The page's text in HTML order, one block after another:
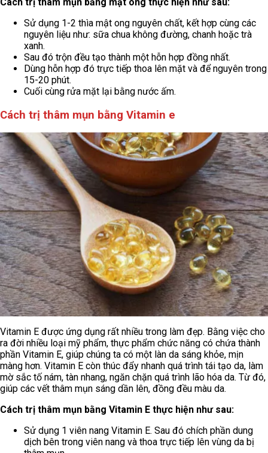
Sử dụng 1-2 thìa mật ong nguyên chất, kết hợp cùng các
nguyên liệu như: sữa chua không đường, chanh hoặc trà
xanh.
Sau đó trộn đều tạo thành một hỗn hợp đồng nhất.
Dùng hỗn hợp đó trực tiếp thoa lên mặt và để nguyên trong
15-20 phút.
Cuối cùng rửa mặt lại bằng nước ấm.
Cách trị thâm mụn bằng Vitamin e
Vitamin E được ứng dụng rất nhiều trong làm đẹp. Bằng việc cho
ra đời nhiều loại mỹ phẩm, thực phẩm chức năng có chứa thành
phần Vitamin E, giúp chúng ta có một làn da sáng khỏe, mịn
màng hơn. Vitamin E còn thúc đẩy nhanh quá trình tái tạo da, làm
mờ sắc tố nám, tàn nhang, ngăn chặn quá trình lão hóa da. Từ đó,
giúp các vết thâm mụn sáng dần lên, đồng đều màu da.
Cách trị thâm mụn bằng Vitamin E thực hiện như sau:
Sử dụng 1 viên nang Vitamin E. Sau đó chích phần dung
dịch bên trong viên nang và thoa trực tiếp lên vùng da bị